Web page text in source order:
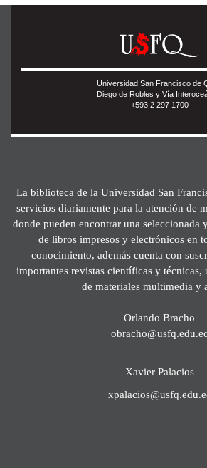
Universidad San Francisco de
Diego de Robles y Vía
+593 2 297 1700
La biblioteca de la Universidad San
servicios diariamente para la atención de
donde pueden encontrar una seleccionada
de libros impresos y electrónicos en
conocimiento, además cuenta con
importantes revistas científicas y técnicas,
de materiales multimedia y
Orlando Bracho
obracho@usfq.edu.ec
Xavier Palacios